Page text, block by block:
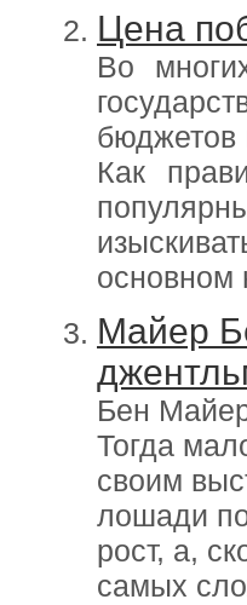
Цена
Во
бюджетов
Как
основном
Майер
Бен
Тогда
своим
лошади
рост, а,
самых